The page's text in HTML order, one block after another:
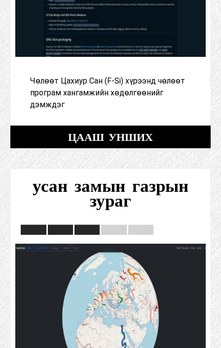
Чөлөөт Цахиур Сан (F-Si) хүрээнд чөлөөт
програм хангамжийн хөдөлгөөнийг
дэмждэг
ЦААШ УНШИХ
усан замын газрын
зураг